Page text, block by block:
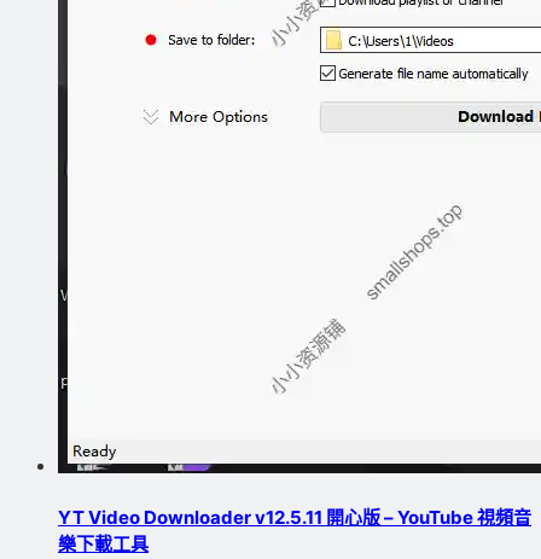
YT Video Downloader v12.5.11 開心版 – YouTube 視頻音
樂下載工具